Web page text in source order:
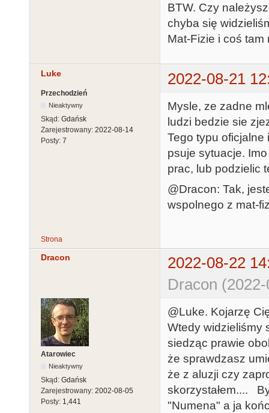
BTW. Czy
chyba się
Mat-Fizie i coś tam
Luke 2022-08-21
Przechodzień
Nieaktywny
Skąd: Gdańsk
Zarejestrowany: 2022-08-14
Posty: 7
Mysle, ze zadne
ludzi bedzie sie
Tego typu
psuje sytuacje.
prac, lub podzielic
@Dracon: Tak,
wspolnego z mat-
Strona
Dracon
2022-08-22
Dracon
Atarowiec
Nieaktywny
Skąd: Gdańsk
Zarejestrowany: 2002-08-05
Posty: 1,441
@Luke. Kojarzę
Wtedy widzieliśmy
siedząc prawie
że sprawdzasz
że z aluzji czy
skorzystałem....
"Numena" a ja